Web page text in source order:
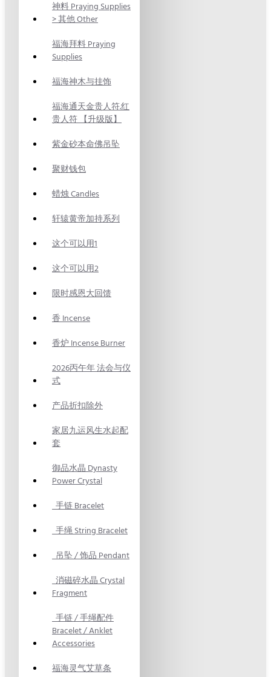
神料 Praying Supplies
> 其他 Other
福海拜料 Praying
Supplies
福海神木与挂饰
福海通天金贵人符.红
贵人符 【升级版】
紫金砂本命佛吊坠
聚财钱包
蜡烛 Candles
轩辕黄帝加持系列
这个可以用1
这个可以用2
限时感恩大回馈
香 Incense
香炉 Incense Burner
2026丙午年 法会与仪
式
产品折扣除外
家居九运风生水起配
套
御品水晶 Dynasty
Power Crystal
手链 Bracelet
手绳 String Bracelet
吊坠 / 饰品 Pendant
消磁碎水晶 Crystal
Fragment
手链 / 手绳配件
Bracelet / Anklet
Accessories
福海灵气艾草条